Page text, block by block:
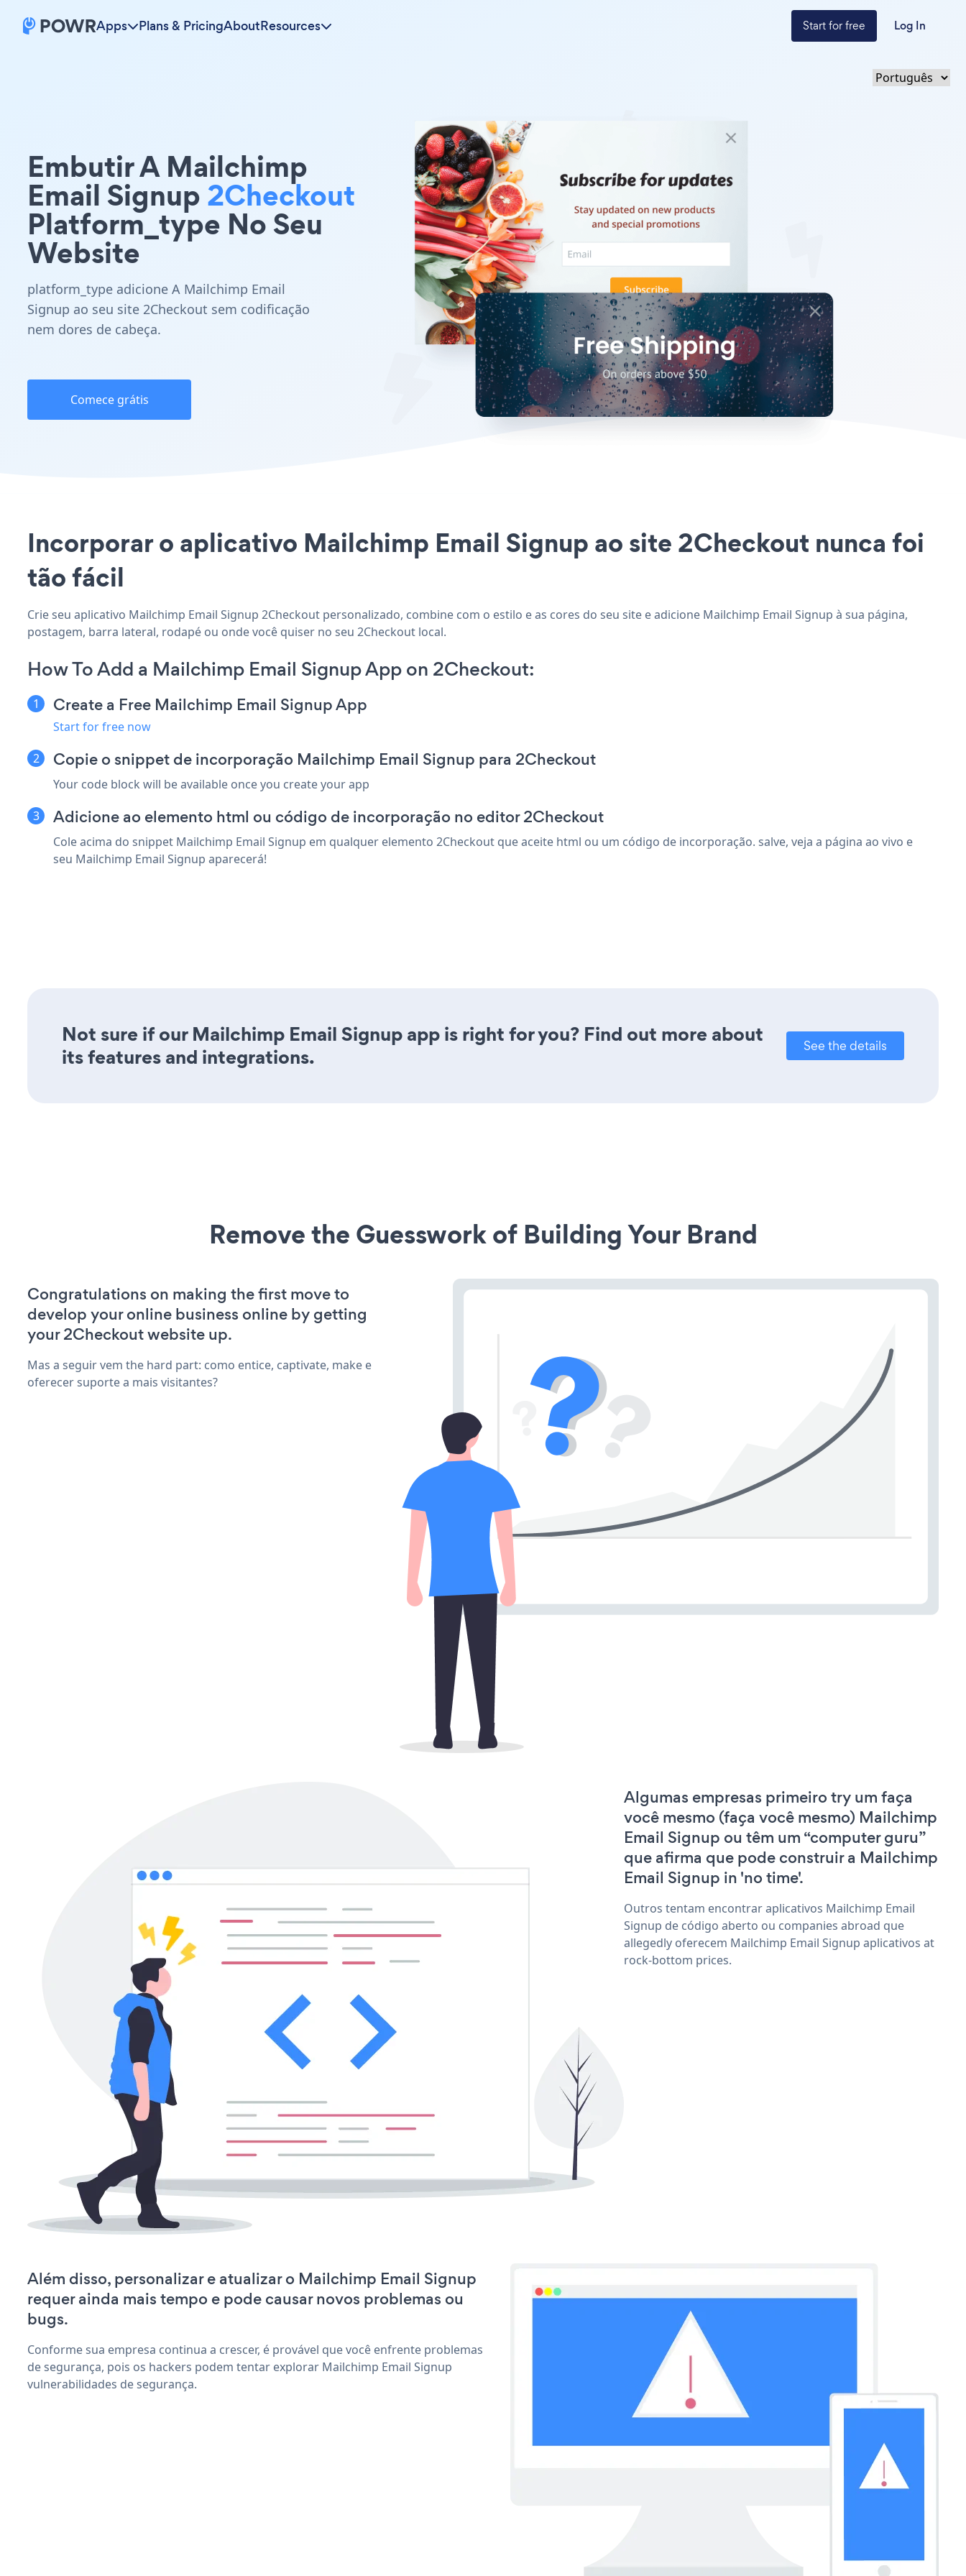
Apps Plans & PricingAboutResources Start for free Log In
Embutir A Mailchimp
Email Signup2Checkout
Platform_type No Seu
Website
platform_type adicione A Mailchimp Email
Signup ao seu site 2Checkout sem codificação
nem dores de cabeça.
Comece grátis
Incorporar o aplicativo Mailchimp Email Signup ao site 2Checkout nunca foi
tão fácil
Crie seu aplicativo Mailchimp Email Signup 2Checkout personalizado, combine com o estilo e as cores do seu site e adicione Mailchimp Email Signup à sua página,
postagem, barra lateral, rodapé ou onde você quiser no seu 2Checkout local.
How To Add a Mailchimp Email Signup App on 2Checkout:
Create a Free Mailchimp Email Signup App
Start for free now
Copie o snippet de incorporação Mailchimp Email Signup para 2Checkout
Your code block will be available once you create your app
Adicione ao elemento html ou código de incorporação no editor 2Checkout
Cole acima do snippet Mailchimp Email Signup em qualquer elemento 2Checkout que aceite html ou um código de incorporação. salve, veja a página ao vivo e
seu Mailchimp Email Signup aparecerá!
Not sure if our Mailchimp Email Signup app is right for you? Find out more about
its features and integrations.
See the details
Remove the Guesswork of Building Your Brand
Congratulations on making the first move to
develop your online business online by getting
your 2Checkout website up.
Mas a seguir vem the hard part: como entice, captivate, make e
oferecer suporte a mais visitantes?
Algumas empresas primeiro try um faça
você mesmo (faça você mesmo) Mailchimp
Email Signup ou têm um “computer guru”
que afirma que pode construir a Mailchimp
Email Signup in 'no time'.
Outros tentam encontrar aplicativos Mailchimp Email
Signup de código aberto ou companies abroad que
allegedly oferecem Mailchimp Email Signup aplicativos at
rock-bottom prices.
Além disso, personalizar e atualizar o Mailchimp Email Signup
requer ainda mais tempo e pode causar novos problemas ou
bugs.
Conforme sua empresa continua a crescer, é provável que você enfrente problemas
de segurança, pois os hackers podem tentar explorar Mailchimp Email Signup
vulnerabilidades de segurança.